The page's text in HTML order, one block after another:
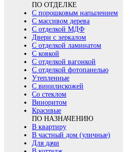
ПО ОТДЕЛКЕ
С порошковым напылением
С массивом дерева
С отделкой МДФ
Двери с зеркалом
С отделкой ламинатом
С ковкой
С отделкой вагонкой
С отделкой фотопанелью
Утепленные
С винилискожей
Со стеклом
Виноритом
Красивые
ПО НАЗНАЧЕНИЮ
В квартиру
В частный дом (уличные)
Для дачи